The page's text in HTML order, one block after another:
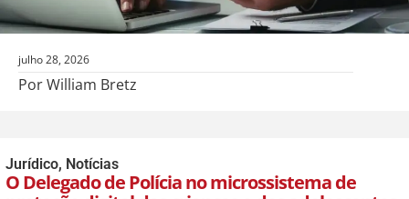
julho 28, 2026
Por William Bretz
Jurídico, Notícias
O Delegado de Polícia no microssistema de